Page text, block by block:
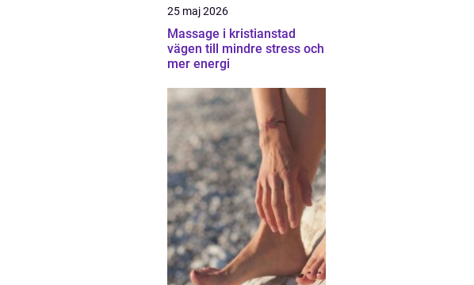
25 maj 2026
Massage i kristianstad
vägen till mindre stress och
mer energi